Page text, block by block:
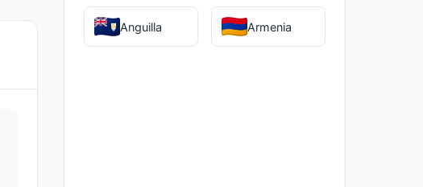
Anguilla Armenia